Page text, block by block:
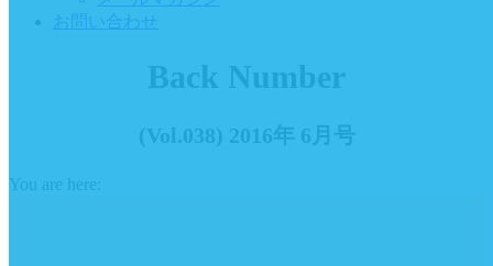
お問い合わせ
Back Number
(Vol.038) 2016年 6月号
You are here: